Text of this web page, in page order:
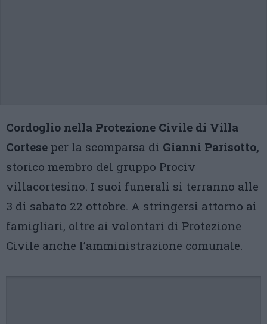
Cordoglio nella Protezione Civile di Villa
Cortese per la scomparsa di Gianni Parisotto,
storico membro del gruppo Prociv
villacortesino. I suoi funerali si terranno alle
3 di sabato 22 ottobre. A stringersi attorno ai
famigliari, oltre ai volontari di Protezione
Civile anche l’amministrazione comunale.